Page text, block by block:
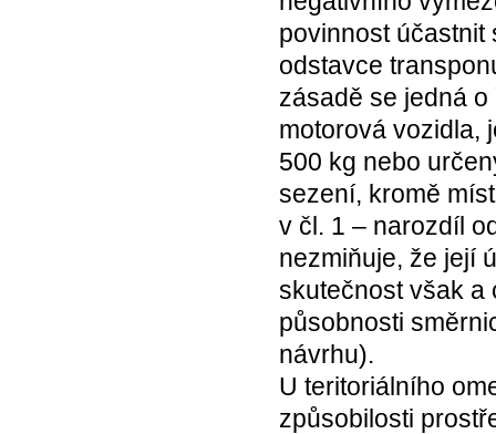
povinnost účastnit
odstavce
zásadě se jedná
motorová vozidla,
500 kg nebo
sezení, kromě
v čl. 1 – narozdíl
nezmiňuje, že její
skutečnost však a
působnosti
návrhu).
U teritoriálního
způsobilosti